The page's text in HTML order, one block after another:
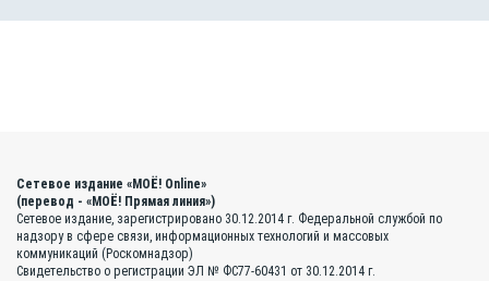
Сетевое издание «МОЁ! Online»
(перевод - «МОЁ! Прямая линия»)
Сетевое издание, зарегистрировано 30.12.2014 г. Федеральной службой по
надзору в сфере связи, информационных технологий и массовых
коммуникаций (Роскомнадзор)
Свидетельство о регистрации ЭЛ № ФС77-60431 от 30.12.2014 г.